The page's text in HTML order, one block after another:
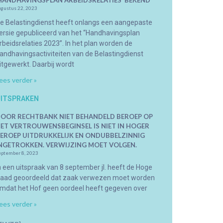
22, 2023
Belastingdienst heeft onlangs een aangepaste
gepubliceerd van het “Handhavingsplan
2023”. In het plan worden de
van de Belastingdienst
Daarbij wordt
verder »
RECHTBANK NIET BEHANDELD BEROEP OP
VERTROUWENSBEGINSEL IS NIET IN HOGER
UITDRUKKELIJK EN ONDUBBELZINNIG
VERWIJZING MOET VOLGEN.
8, 2023
een uitspraak van 8 september jl. heeft de Hoge
geoordeeld dat zaak verwezen moet worden
het Hof geen oordeel heeft gegeven over
verder »